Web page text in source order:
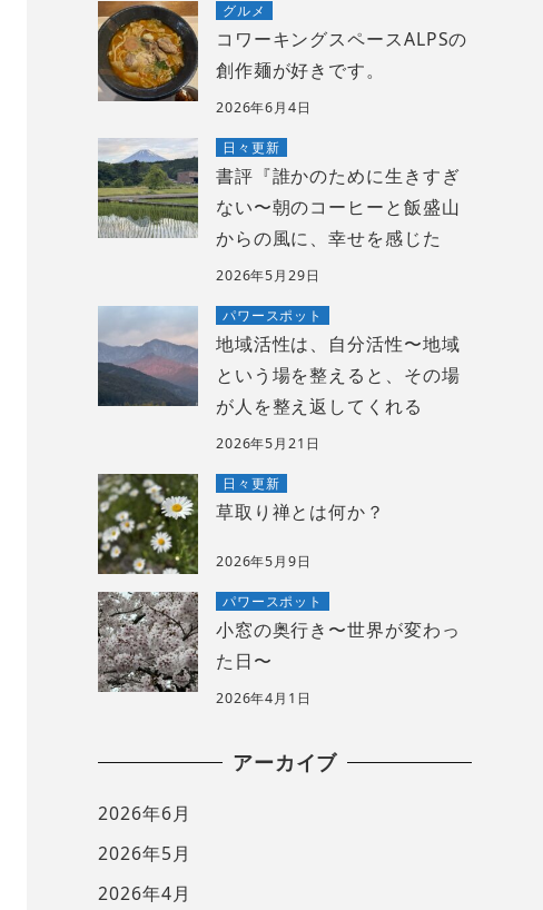
グルメ
コワーキングスペースALPSの
創作麺が好きです。
2026年6月4日
日々更新
書評『誰かのために生きすぎ
ない〜朝のコーヒーと飯盛山
からの風に、幸せを感じた
2026年5月29日
パワースポット
地域活性は、自分活性〜地域
という場を整えると、その場
が人を整え返してくれる
2026年5月21日
日々更新
草取り禅とは何か？
2026年5月9日
パワースポット
小窓の奥行き〜世界が変わっ
た日〜
2026年4月1日
アーカイブ
2026年6月
2026年5月
2026年4月